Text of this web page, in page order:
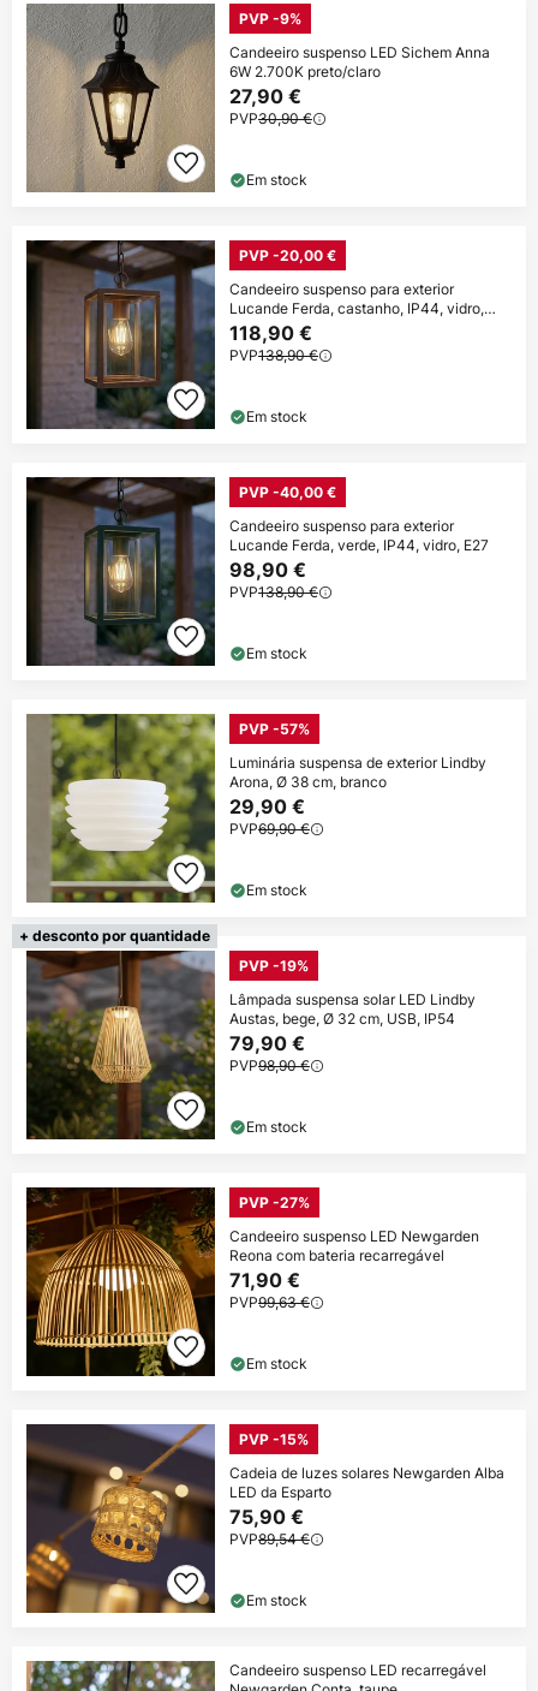
PVP -9%
Candeeiro suspenso LED Sichem Anna
6W 2.700K preto/claro
27,90 €
PVP30,90 €
Em stock
PVP -20,00 €
Candeeiro suspenso para exterior
Lucande Ferda, castanho, IP44, vidro,
E27
118,90 €
PVP138,90 €
Em stock
PVP -40,00 €
Candeeiro suspenso para exterior
Lucande Ferda, verde, IP44, vidro, E27
98,90 €
PVP138,90 €
Em stock
PVP -57%
Luminária suspensa de exterior Lindby
Arona, Ø 38 cm, branco
29,90 €
PVP69,90 €
Em stock
+ desconto por quantidade
PVP -19%
Lâmpada suspensa solar LED Lindby
Austas, bege, Ø 32 cm, USB, IP54
79,90 €
PVP98,90 €
Em stock
PVP -27%
Candeeiro suspenso LED Newgarden
Reona com bateria recarregável
71,90 €
PVP99,63 €
Em stock
PVP -15%
Cadeia de luzes solares Newgarden Alba
LED da Esparto
75,90 €
PVP89,54 €
Em stock
Candeeiro suspenso LED recarregável